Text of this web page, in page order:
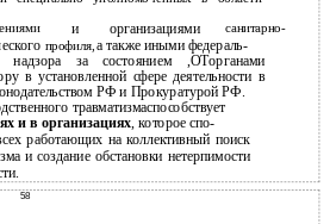
и организациями санитарно-
профиля,а также иными федераль-
за состоянием ,ОТорганами
в установленной сфере деятельности в
РФ и Прокуратурой РФ.
травматизмаспособствует
и в организациях, которое спо-
работающих на коллективный поиск
и создание обстановки нетерпимости
58